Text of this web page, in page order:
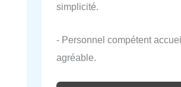
simplicité.
- Personnel compétent
agréable.